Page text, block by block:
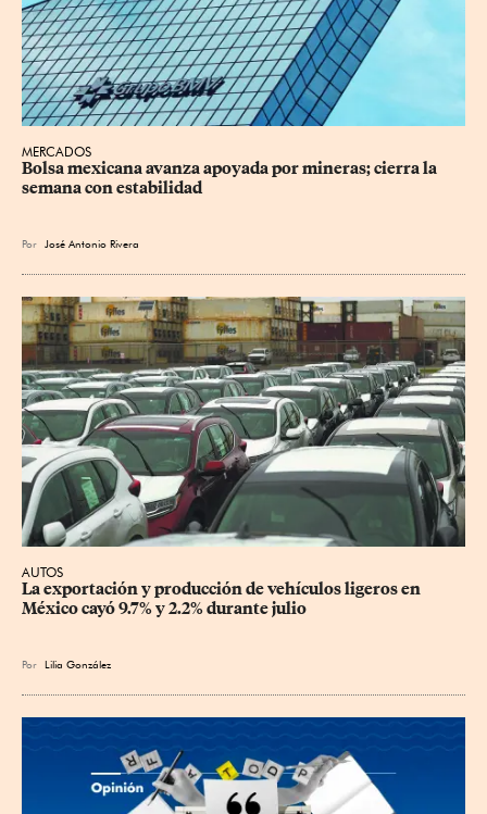
MERCADOS
Bolsa mexicana avanza apoyada por mineras; cierra la
semana con estabilidad
Por José Antonio Rivera
AUTOS
La exportación y producción de vehículos ligeros en
México cayó 9.7% y 2.2% durante julio
Por Lilia González